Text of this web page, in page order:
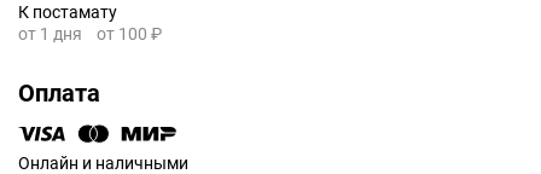
К постамату
от 1 дня
от 100 ₽
Оплата
Онлайн и наличными